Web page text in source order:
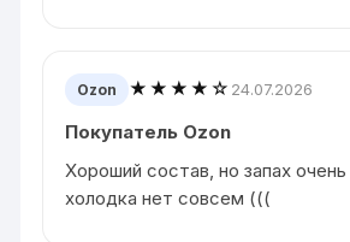
Ozon ★★★★☆ 24.07.2026
Покупатель Ozon
Хороший состав, но запах
холодка нет совсем (((